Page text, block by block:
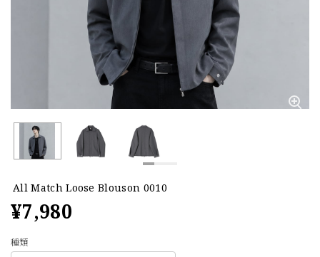
All Match Loose Blouson 0010
¥7,980
種類